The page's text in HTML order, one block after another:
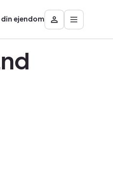
din ejendom
Besøg
Mit
Åbn